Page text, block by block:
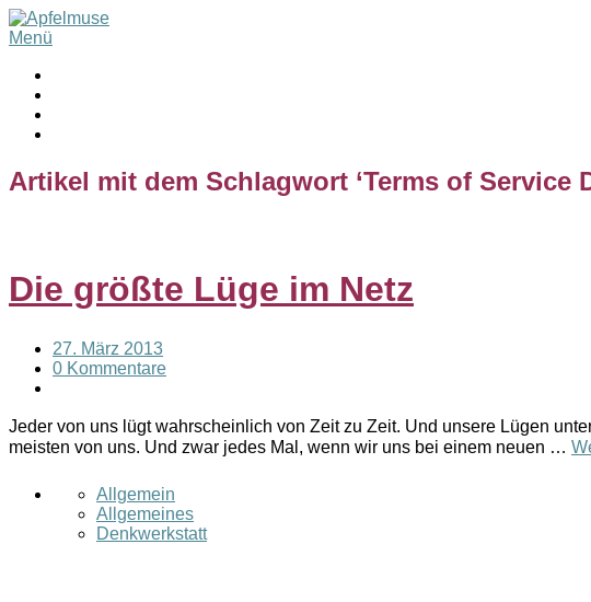
Menü
Artikel mit dem Schlagwort ‘Terms of Service
Die größte Lüge im Netz
27. März 2013
0 Kommentare
Jeder von uns lügt wahrscheinlich von Zeit zu Zeit. Und unsere Lügen
meisten von uns. Und zwar jedes Mal, wenn wir uns bei einem neuen …
Allgemein
Allgemeines
Denkwerkstatt